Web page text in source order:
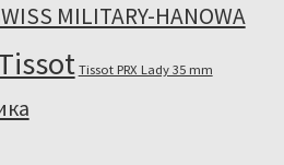
MILITARY-HANOWA
Tissot PRX Lady 35 mm